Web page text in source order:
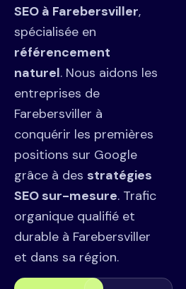
SEO à Farebersviller,
spécialisée en
référencement
naturel. Nous aidons les
entreprises de
Farebersviller à
conquérir les premières
positions sur Google
grâce à des stratégies
SEO sur-mesure. Trafic
organique qualifié et
durable à Farebersviller
et dans sa région.